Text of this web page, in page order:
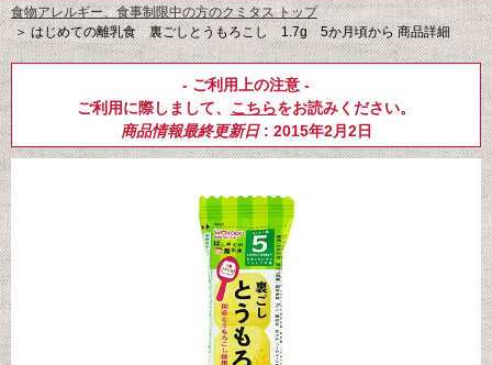
食物アレルギー、食事制限中の方のクミタス トップ
＞はじめての離乳食 裏ごしとうもろこし 1.7g 5か月頃から 商品詳細
- ご利用上の注意 -
ご利用に際しまして、 こちらをお読みください。
商品情報最終更新日: 2015年2月2日